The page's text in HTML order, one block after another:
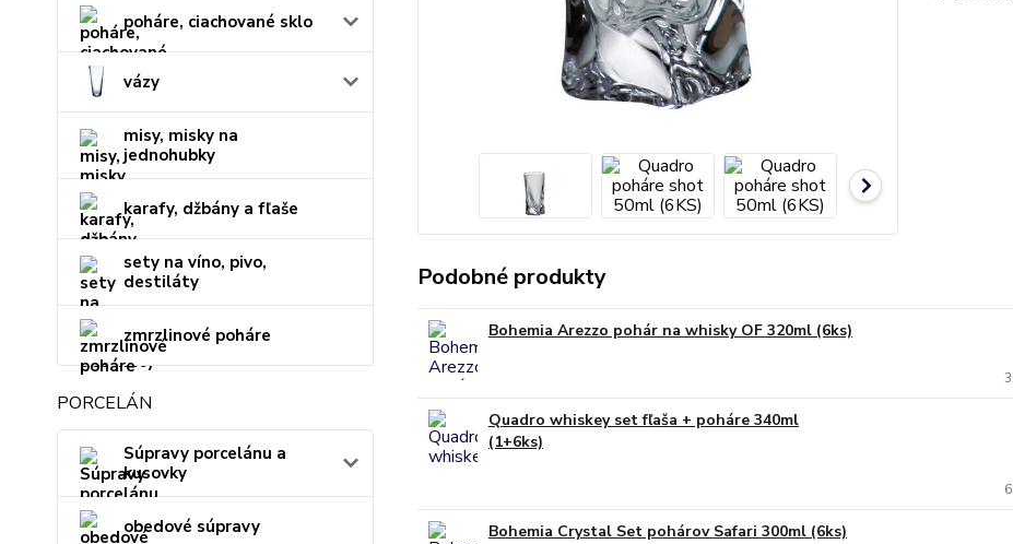
poháre, ciachované sklo
vázy
misy, misky na
jednohubky
karafy, džbány a fľaše
sety na víno, pivo,
destiláty
zmrzlinové poháre
PORCELÁN
Súpravy porcelánu a
kusovky
obedové súpravy
Podobné produkty
Bohemia Arezzo pohár na whisky OF 320ml (6ks)
Quadro whiskey set fľaša + poháre 340ml
(1+6ks)
Bohemia Crystal Set pohárov Safari 300ml (6ks)